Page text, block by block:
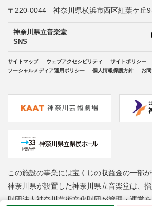
〒220-0044 神奈川県横浜市西区紅葉ケ丘
神奈川県立音楽堂
SNS
サイトマップ ウェブアクセシビリティ
サイトポリシー
ソーシャルメディア運用ポリシー
個人情報保護方針 お
この施設の事業には宝くじの収益金の一部
神奈川県が設置した神奈川県立音楽堂は、
財団法人神奈川芸術文化財団が管理・運営